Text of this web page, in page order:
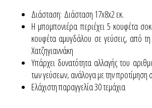
Διάσταση: Διάσταση 17x8x2 εκ.
Η μπομπονιέρα περιέχει 5 κουφέτα
κουφέτα αμυγδάλου σε γεύσεις, από
Χατζηγιαννάκη
Yπάρχει δυνατότητα αλλαγής του
των γεύσεων, ανάλογα με την προτίμηση
Ελάχιστη παραγγελία 30 τεμάχια